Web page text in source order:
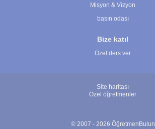
Misyon & Vizyon
basın odası
Bize katıl
Özel ders ver
Site haritası
Özel öğretmenler
© 2007 - 2026 ÖğretmenBulun